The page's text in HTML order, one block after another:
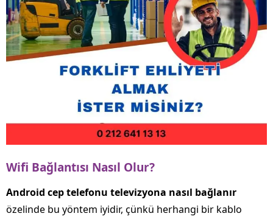
Wifi Bağlantısı Nasıl Olur?
Android ceptelefonu televizyona nasıl bağlanır
özelinde bu yöntem iyidir, çünkü herhangi bir kablo